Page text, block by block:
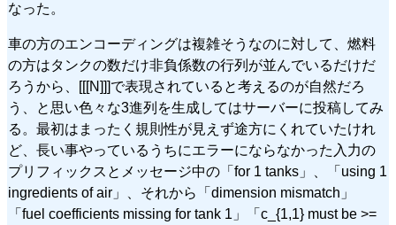
なった。
車の方のエンコーディングは複雑そうなのに対して、燃料
の方はタンクの数だけ非負係数の行列が並んでいるだけだ
ろうから、[[[N]]]で表現されていると考えるのが自然だろ
う、と思い色々な3進列を生成してはサーバーに投稿してみ
る。最初はまったく規則性が見えず途方にくれていたけれ
ど、長い事やっているうちにエラーにならなかった入力の
プリフィックスとメッセージ中の「for 1 tanks」、「using 1
ingredients of air」、それから「dimension mismatch」
「fuel coefficients missing for tank 1」「c_{1,1} must be >=